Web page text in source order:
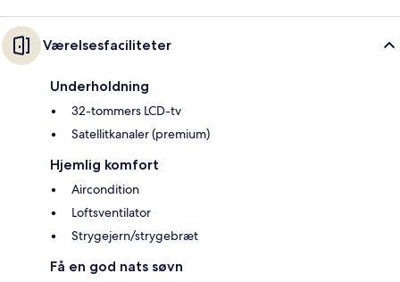
Værelsesfaciliteter
Underholdning
32-tommers LCD-tv
Satellitkanaler (premium)
Hjemlig komfort
Aircondition
Loftsventilator
Strygejern/strygebræt
Få en god nats søvn